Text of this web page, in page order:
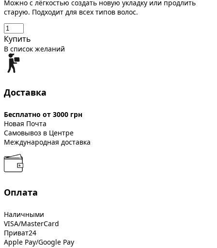
Можно с лёгкостью создать новую укладку или продлить
старую. Подходит для всех типов волос.
Купить
В список желаний
Доставка
Бесплатно от 3000 грн
Новая Почта
Самовывоз в Центре
Международная доставка
Оплата
Наличными
VISA/MasterCard
Приват24
Apple Pay/Google Pay